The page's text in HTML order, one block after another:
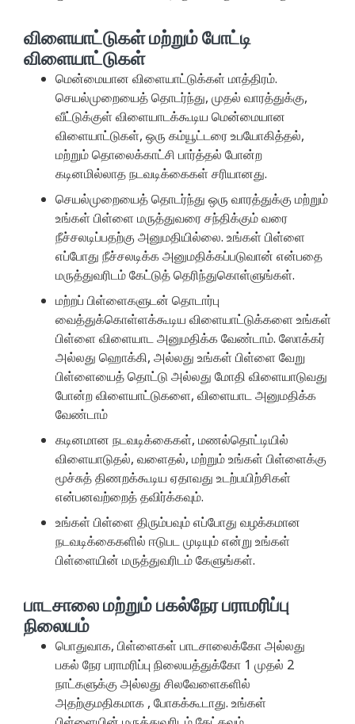
விளையாட்டுகள் மற்றும் போட்டி
விளையாட்டுகள்
மென்மையான விளையாட்டுக்கள் மாத்திரம்.
செயல்முறையைத் தொடர்ந்து, முதல் வாரத்துக்கு,
வீட்டுக்குள் விளையாடக்கூடிய மென்மையான
விளையாட்டுகள், ஒரு கம்யூட்டரை உபயோகித்தல்,
மற்றும் தொலைக்காட்சி பார்த்தல் போன்ற
கடினமில்லாத நடவடிக்கைகள் சரியானது.
செயல்முறையைத் தொடர்ந்து ஒரு வாரத்துக்கு மற்றும்
உங்கள் பிள்ளை மருத்துவரை சந்திக்கும் வரை
நீச்சலடிப்பதற்கு அனுமதியில்லை. உங்கள் பிள்ளை
எப்போது நீச்சலடிக்க அனுமதிக்கப்படுவான் என்பதை
மருத்துவரிடம் கேட்டுத் தெரிந்துகொள்ளுங்கள்.
மற்றப் பிள்ளைகளுடன் தொடார்பு
வைத்துக்கொள்ளக்கூடிய விளையாட்டுக்களை உங்கள்
பிள்ளை விளையாட அனுமதிக்க வேண்டாம். ஸோக்கர்
அல்லது ஹொக்கி, அல்லது உங்கள் பிள்ளை வேறு
பிள்ளையைத் தொட்டு அல்லது மோதி விளையாடுவது
போன்ற விளையாட்டுகளை, விளையாட அனுமதிக்க
வேண்டாம்
கடினமான நடவடிக்கைகள், மணல்தொட்டியில்
விளையாடுதல், வளைதல், மற்றும் உங்கள் பிள்ளைக்கு
மூச்சுத் திணறக்கூடிய ஏதாவது உடற்பயிற்சிகள்
என்பனவற்றைத் தவிர்க்கவும்.
உங்கள் பிள்ளை திரும்பவும் எப்போது வழக்கமான
நடவடிக்கைகளில் ஈடுபட முடியும் என்று உங்கள்
பிள்ளையின் மருத்துவரிடம் கேளுங்கள்.
பாடசாலை மற்றும் பகல்நேர பராமரிப்பு
நிலையம்
பொதுவாக, பிள்ளைகள் பாடசாலைக்கோ அல்லது
பகல் நேர பராமரிப்பு நிலையத்துக்கோ 1 முதல் 2
நாட்களுக்கு அல்லது சிலவேளைகளில்
அதற்குமதிகமாக , போகக்கூடாது. உங்கள்